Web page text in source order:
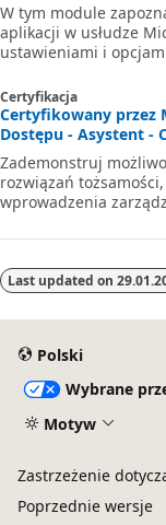
W tym module
aplikacji w usłudze
ustawieniami i
opcje. W ramach tego
użytkownikowi
sposobu korzystania z
Certyfikacja
Certyfikowany przez
Dostępu - Asystent -
Zademonstruj
rozwiązań
wprowadzenia
Last updated on
Polski
Wybrane
Motyw
Zastrzeżenie
Poprzednie wersje